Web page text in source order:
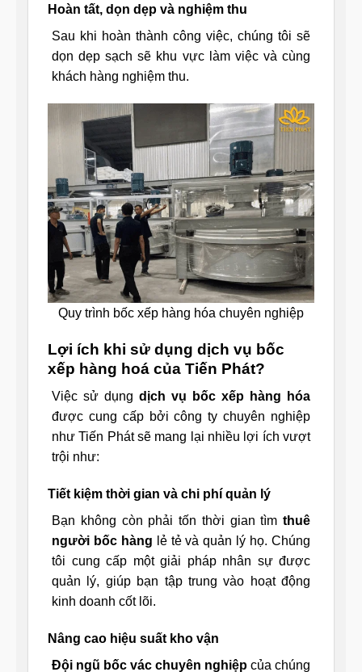
Hoàn tất, dọn dẹp và nghiệm thu
Sau khi hoàn thành công việc, chúng tôi sẽ
dọn dẹp sạch sẽ khu vực làm việc và cùng
khách hàng nghiệm thu.
Quy trình bốc xếp hàng hóa chuyên nghiệp
Lợi ích khi sử dụng dịch vụ bốc
xếp hàng hoá của Tiến Phát?
Việc sử dụng dịch vụ bốc xếp hàng hóa
được cung cấp bởi công ty chuyên nghiệp
như Tiến Phát sẽ mang lại nhiều lợi ích vượt
trội như:
Tiết kiệm thời gian và chi phí quản lý
Bạn không còn phải tốn thời gian tìm thuê
người bốc hàng lẻ tẻ và quản lý họ. Chúng
tôi cung cấp một giải pháp nhân sự được
quản lý, giúp bạn tập trung vào hoạt động
kinh doanh cốt lõi.
Nâng cao hiệu suất kho vận
Đội ngũ bốc vác chuyên nghiệp của chúng